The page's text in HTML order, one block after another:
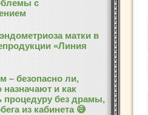
с
матки в
«Линия
– безопасно ли,
назначают и как
процедуру без драмы,
из кабинета 😅